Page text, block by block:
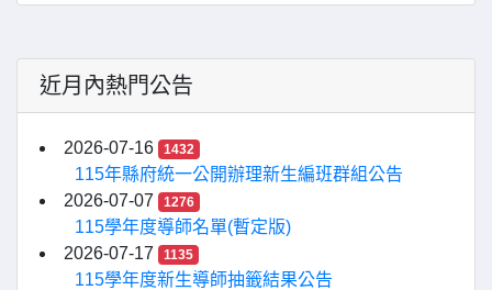
近月內熱門公告
2026-07-16 1432
115年縣府統一公開辦理新生編班群組公告
2026-07-07
1276
115學年度導師名單(暫定版)
2026-07-17
1135
115學年度新生導師抽籤結果公告